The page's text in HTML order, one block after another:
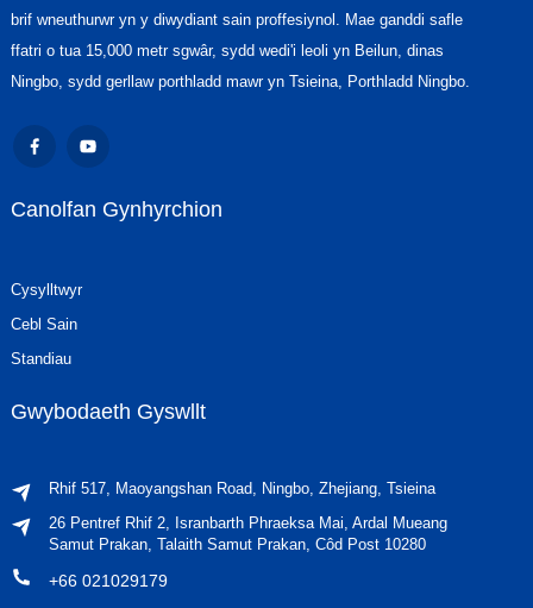
brif wneuthurwr yn y diwydiant sain proffesiynol. Mae ganddi safle
ffatri o tua 15,000 metr sgwâr, sydd wedi'i leoli yn Beilun, dinas
Ningbo, sydd gerllaw porthladd mawr yn Tsieina, Porthladd Ningbo.
Canolfan Gynhyrchion
Cysylltwyr
Cebl Sain
Standiau
Gwybodaeth Gyswllt
Rhif 517, Maoyangshan Road, Ningbo, Zhejiang, Tsieina
26 Pentref Rhif 2, Isranbarth Phraeksa Mai, Ardal Mueang
Samut Prakan, Talaith Samut Prakan, Côd Post 10280
+66 021029179